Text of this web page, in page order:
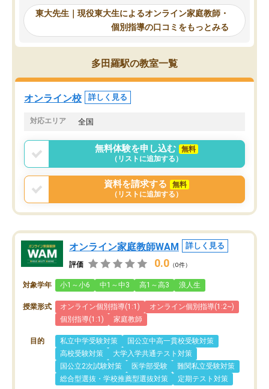
れるので、親としても安心です。毎日
使える自習室とかもあり、わからない
ところがあれば先生が回答してくれる
のも重宝しています。
自習室が毎日使えていつ
るのが心強かったよう
謝です。
東大先生｜現役東大生によるオンライン家庭教師・
個別指導の口コミをもっとみる
多田羅駅の教室一覧
オンライン校 詳しく見る
対応エリア 全国
無料体験を申し込む
無料
（リストに追加する）
資料を請求する
無料
（リストに追加する）
オンライン家庭教師WAM 詳しく見る
評価 0.0 （0件）
対象学年 小1～小6 中1～中3 高1～高3 浪人生
授業形式 オンライン個別指導(1:1)
オンライン個別指導(1:2~)
個別指導(1:1)
家庭教師
目的 私立中学受験対策
国公立中高一貫校受験対策
高校受験対策
大学入学共通テスト対策
国公立2次試験対策
医学部受験
難関私立受験対策
総合型選抜・学校推薦型選抜対策
定期テスト対策